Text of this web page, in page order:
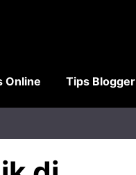
Online Tips Blogger